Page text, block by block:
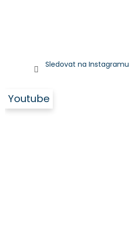
Sledovat na Instagramu
Youtube